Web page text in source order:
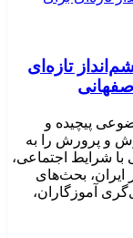
تازه‌ای
پیچیده و
و پرورش را به
شرایط اجتماعی،
بحث‌های
آموزگاران،